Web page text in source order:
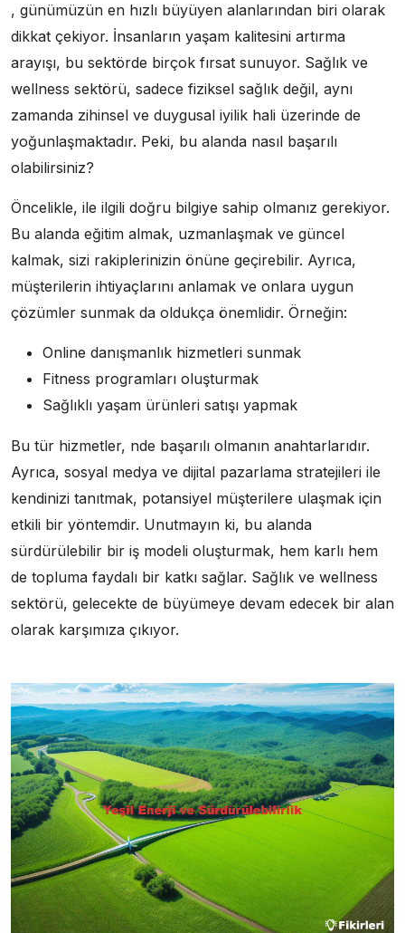
, günümüzün en hızlı büyüyen alanlarından biri olarak
dikkat çekiyor. İnsanların yaşam kalitesini artırma
arayışı, bu sektörde birçok fırsat sunuyor. Sağlık ve
wellness sektörü, sadece fiziksel sağlık değil, aynı
zamanda zihinsel ve duygusal iyilik hali üzerinde de
yoğunlaşmaktadır. Peki, bu alanda nasıl başarılı
olabilirsiniz?
Öncelikle, ile ilgili doğru bilgiye sahip olmanız gerekiyor.
Bu alanda eğitim almak, uzmanlaşmak ve güncel
kalmak, sizi rakiplerinizin önüne geçirebilir. Ayrıca,
müşterilerin ihtiyaçlarını anlamak ve onlara uygun
çözümler sunmak da oldukça önemlidir. Örneğin:
Online danışmanlık hizmetleri sunmak
Fitness programları oluşturmak
Sağlıklı yaşam ürünleri satışı yapmak
Bu tür hizmetler, nde başarılı olmanın anahtarlarıdır.
Ayrıca, sosyal medya ve dijital pazarlama stratejileri ile
kendinizi tanıtmak, potansiyel müşterilere ulaşmak için
etkili bir yöntemdir. Unutmayın ki, bu alanda
sürdürülebilir bir iş modeli oluşturmak, hem karlı hem
de topluma faydalı bir katkı sağlar. Sağlık ve wellness
sektörü, gelecekte de büyümeye devam edecek bir alan
olarak karşımıza çıkıyor.